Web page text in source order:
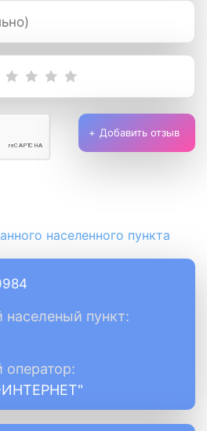
Добавить отзыв
населенного пункта
пункт: